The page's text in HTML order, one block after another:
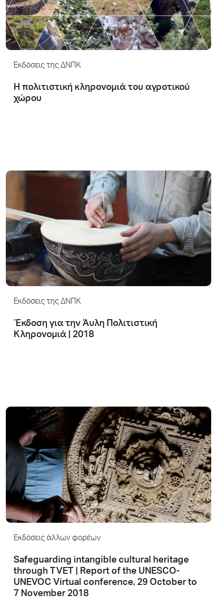
Εκδόσεις της ΔΝΠΚ
Η πολιτιστική κληρονομιά του αγροτικού
χώρου
Εκδόσεις της ΔΝΠΚ
Έκδοση για την Άυλη Πολιτιστική
Κληρονομιά | 2018
Εκδόσεις άλλων φορέων
Safeguarding intangible cultural heritage
through TVET | Report of the UNESCO-
UNEVOC Virtual conference, 29 October to
7 November 2018